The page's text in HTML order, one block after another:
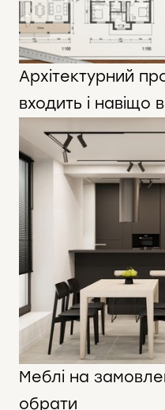
Архітектурний
входить і навіщо
Меблі на
обрати